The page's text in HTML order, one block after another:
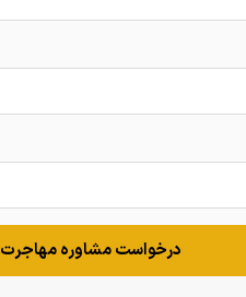
درخواست مشاوره مهاجرت